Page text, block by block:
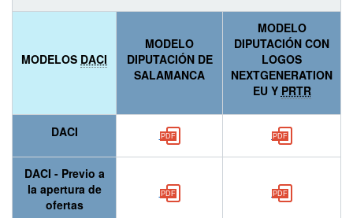
MODELOS DACI
MODELO
DIPUTACIÓN DE
SALAMANCA
MODELO
DIPUTACIÓN CON
LOGOS
NEXTGENERATION
EU Y PRTR
DACI
DACI - Previo a
la apertura de
ofertas